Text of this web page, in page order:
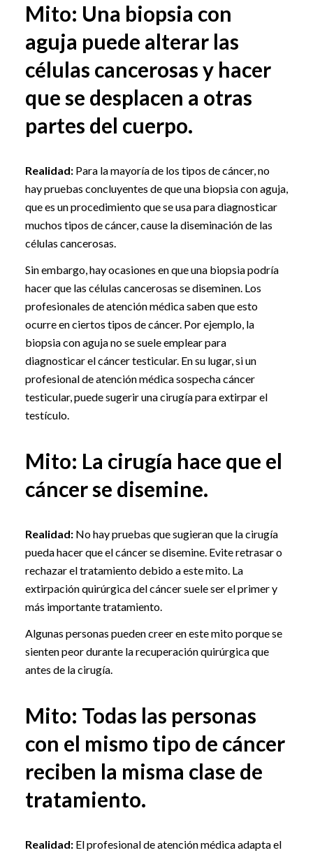
Mito: Una biopsia con
aguja puede alterar las
células cancerosas y hacer
que se desplacen a otras
partes del cuerpo.
Realidad:Para la mayoría de los tipos de cáncer, no
hay pruebas concluyentes de que una biopsia con aguja,
que es un procedimiento que se usa para diagnosticar
muchos tipos de cáncer, cause la diseminación de las
células cancerosas.
Sin embargo, hay ocasiones en que una biopsia podría
hacer que las células cancerosas se diseminen. Los
profesionales de atención médica saben que esto
ocurre en ciertos tipos de cáncer. Por ejemplo, la
biopsia con aguja no se suele emplear para
diagnosticar el cáncer testicular. En su lugar, si un
profesional de atención médica sospecha cáncer
testicular, puede sugerir una cirugía para extirpar el
testículo.
Mito: La cirugía hace que el
cáncer se disemine.
Realidad:No hay pruebas que sugieran que la cirugía
pueda hacer que el cáncer se disemine. Evite retrasar o
rechazar el tratamiento debido a este mito. La
extirpación quirúrgica del cáncer suele ser el primer y
más importante tratamiento.
Algunas personas pueden creer en este mito porque se
sienten peor durante la recuperación quirúrgica que
antes de la cirugía.
Mito: Todas las personas
con el mismo tipo de cáncer
reciben la misma clase de
tratamiento.
Realidad:El profesional de atención médica adapta el